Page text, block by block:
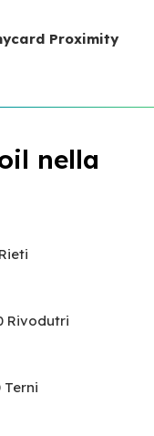
Proximity
nella
Rivodutri
Terni